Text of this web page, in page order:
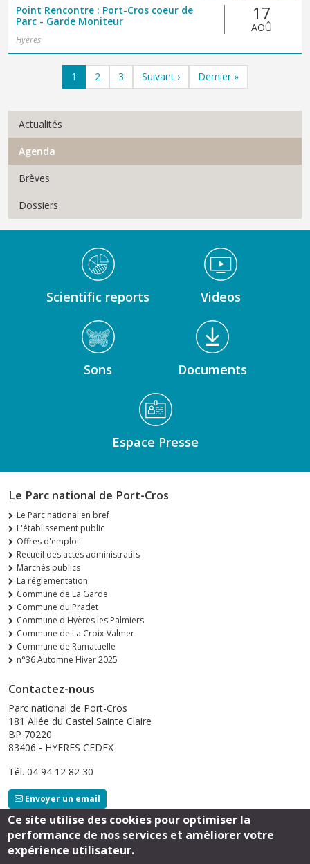
Point Rencontre : Port-Cros coeur de
Parc - Garde Moniteur
17
AOÛ
Hyères
PaginationPage
1 Page
2 Page
3 Page suivante
Suivant › Dernière page
Dernier »
Menu Actualités
Actualités
Agenda
Brèves
Dossiers
Médiathèque Footer
Scientific reports Videos
Sons Documents
Espace Presse
Le Parc national de Port-Cros
Le Parc national en bref
L'établissement public
Offres d'emploi
Recueil des actes administratifs
Marchés publics
La réglementation
Commune de La Garde
Commune du Pradet
Commune d'Hyères les Palmiers
Commune de La Croix-Valmer
Commune de Ramatuelle
n°36 Automne Hiver 2025
Contactez-nous
Parc national de Port-Cros
181 Allée du Castel Sainte Claire
BP 70220
83406 - HYERES CEDEX
Tél. 04 94 12 82 30
Envoyer un email
Suivez-nous
Ce site utilise des cookies pour optimiser la
performance de nos services et améliorer votre
expérience utilisateur.